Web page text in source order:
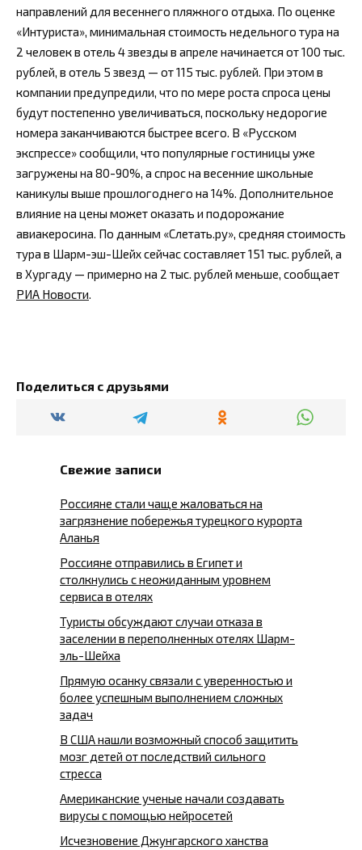
направлений для весеннего пляжного отдыха. По оценке
«Интуриста», минимальная стоимость недельного тура на
2 человек в отель 4 звезды в апреле начинается от 100 тыс.
рублей, в отель 5 звезд — от 115 тыс. рублей. При этом в
компании предупредили, что по мере роста спроса цены
будут постепенно увеличиваться, поскольку недорогие
номера заканчиваются быстрее всего. В «Русском
экспрессе» сообщили, что популярные гостиницы уже
загружены на 80-90%, а спрос на весенние школьные
каникулы выше прошлогоднего на 14%. Дополнительное
влияние на цены может оказать и подорожание
авиакеросина. По данным «Слетать.ру», средняя стоимость
тура в Шарм-эш-Шейх сейчас составляет 151 тыс. рублей, а
в Хургаду — примерно на 2 тыс. рублей меньше, сообщает
РИА Новости
Поделиться с друзьями
Свежие записи
Россияне стали чаще жаловаться на
загрязнение побережья турецкого курорта
Аланья
Россияне отправились в Египет и
столкнулись с неожиданным уровнем
сервиса в отелях
Туристы обсуждают случаи отказа в
заселении в переполненных отелях Шарм-
эль-Шейха
Прямую осанку связали с уверенностью и
более успешным выполнением сложных
задач
В США нашли возможный способ защитить
мозг детей от последствий сильного
стресса
Американские ученые начали создавать
вирусы с помощью нейросетей
Исчезновение Джунгарского ханства